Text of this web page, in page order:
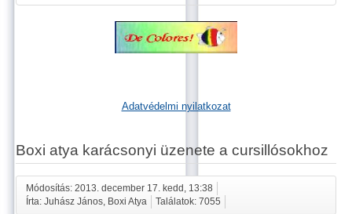
Adatvédelmi nyilatkozat
Boxi atya karácsonyi üzenete a cursillósokhoz
Módosítás: 2013. december 17. kedd, 13:38
Írta: Juhász János, Boxi Atya
Találatok: 7055